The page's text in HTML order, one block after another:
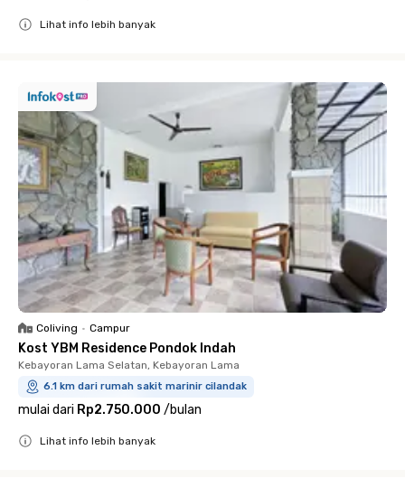
Lihat info lebih banyak
Coliving • Campur
Kost YBM Residence Pondok Indah
Kebayoran Lama Selatan, Kebayoran Lama
6.1 km dari rumah sakit marinir cilandak
mulai dari Rp2.750.000 /bulan
Lihat info lebih banyak